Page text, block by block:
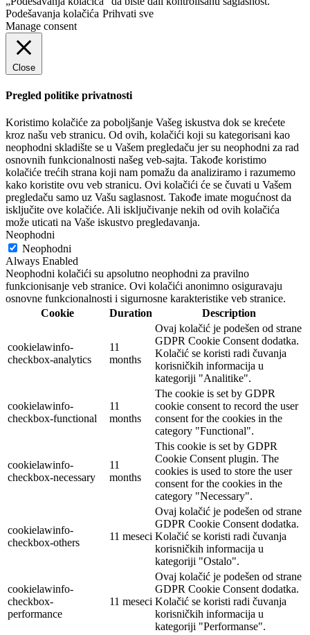
Podešavanja kolačića Prihvati sve
Manage consent
Close
Pregled politike privatnosti
Koristimo kolačiće za poboljšanje Vašeg iskustva dok se krećete
kroz našu veb stranicu. Od ovih, kolačići koji su kategorisani kao
neophodni skladište se u Vašem pregledaču jer su neophodni za rad
osnovnih funkcionalnosti našeg veb-sajta. Takođe koristimo
kolačiće trećih strana koji nam pomažu da analiziramo i razumemo
kako koristite ovu veb stranicu. Ovi kolačići će se čuvati u Vašem
pregledaču samo uz Vašu saglasnost. Takođe imate mogućnost da
isključite ove kolačiće. Ali isključivanje nekih od ovih kolačića
može uticati na Vaše iskustvo pregledavanja.
Neophodni
Neophodni
Always Enabled
Neophodni kolačići su apsolutno neophodni za pravilno
funkcionisanje veb stranice. Ovi kolačići anonimno osiguravaju
osnovne funkcionalnosti i sigurnosne karakteristike veb stranice.
Cookie
Duration Description
cookielawinfo-
checkbox-analytics
11
months
Ovaj kolačić je podešen od strane
GDPR Cookie Consent dodatka.
Kolačić se koristi radi čuvanja
korisničkih informacija u
kategoriji "Analitike".
cookielawinfo-
checkbox-functional
11
months
The cookie is set by GDPR
cookie consent to record the user
consent for the cookies in the
category "Functional".
cookielawinfo-
checkbox-necessary
11
months
This cookie is set by GDPR
Cookie Consent plugin. The
cookies is used to store the user
consent for the cookies in the
category "Necessary".
cookielawinfo-
checkbox-others
11 meseci
Ovaj kolačić je podešen od strane
GDPR Cookie Consent dodatka.
Kolačić se koristi radi čuvanja
korisničkih informacija u
kategoriji "Ostalo".
cookielawinfo-
checkbox-
performance
11 meseci
Ovaj kolačić je podešen od strane
GDPR Cookie Consent dodatka.
Kolačić se koristi radi čuvanja
korisničkih informacija u
kategoriji "Performanse".